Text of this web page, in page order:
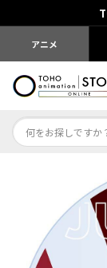
アニメ
Dr.STONE
映画ちいかわ
じゅじゅフェ